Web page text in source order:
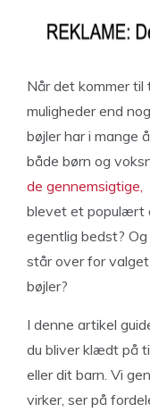
Når det kommer til
muligheder end
bøjler har i mange
både børn og
de gennemsigtige,
blevet et populært
egentlig bedst?
står over for
bøjler?
I denne artikel
du bliver klædt på
eller dit barn. Vi
virker, ser på